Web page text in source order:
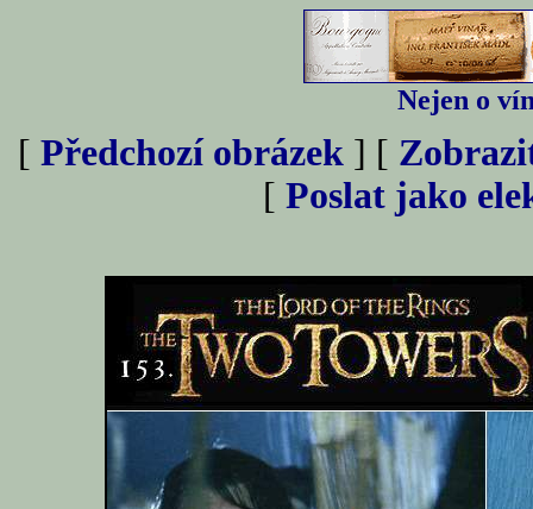
Nejen o
[ Předchozí obrázek ] [
[ Poslat jako